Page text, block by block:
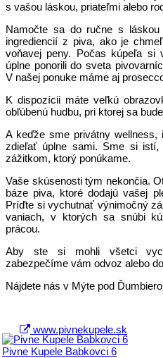
s vašou láskou, priateľmi alebo
Namočte sa do ručne s láskou
ingrediencií z piva, ako je
voňavej peny. Počas kúpeľa si
úplne ponorili do sveta
V našej ponuke máme aj
K dispozícii máte veľkú
obľúbenú hudbu, pri ktorej sa
A keďže sme privátny
zdieľať úplne sami. Sme si istí,
zážitkom, ktorý ponúkame.
Vaše skúsenosti tým nekončia.
báze piva, ktoré dodajú vašej
Príďte si vychutnať výnimočný
vaniach, v ktorých sa snúbi
prácou.
Aby ste si mohli všetci
zabezpečíme vám odvoz alebo
Nájdete nás v Mýte pod
www.pivnekupele.sk
Pivne Kupele Babkovci 6